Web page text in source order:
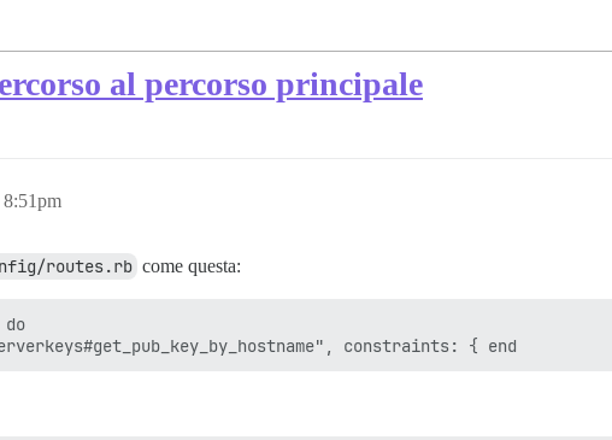
al percorso principale
routes.rb come questa: